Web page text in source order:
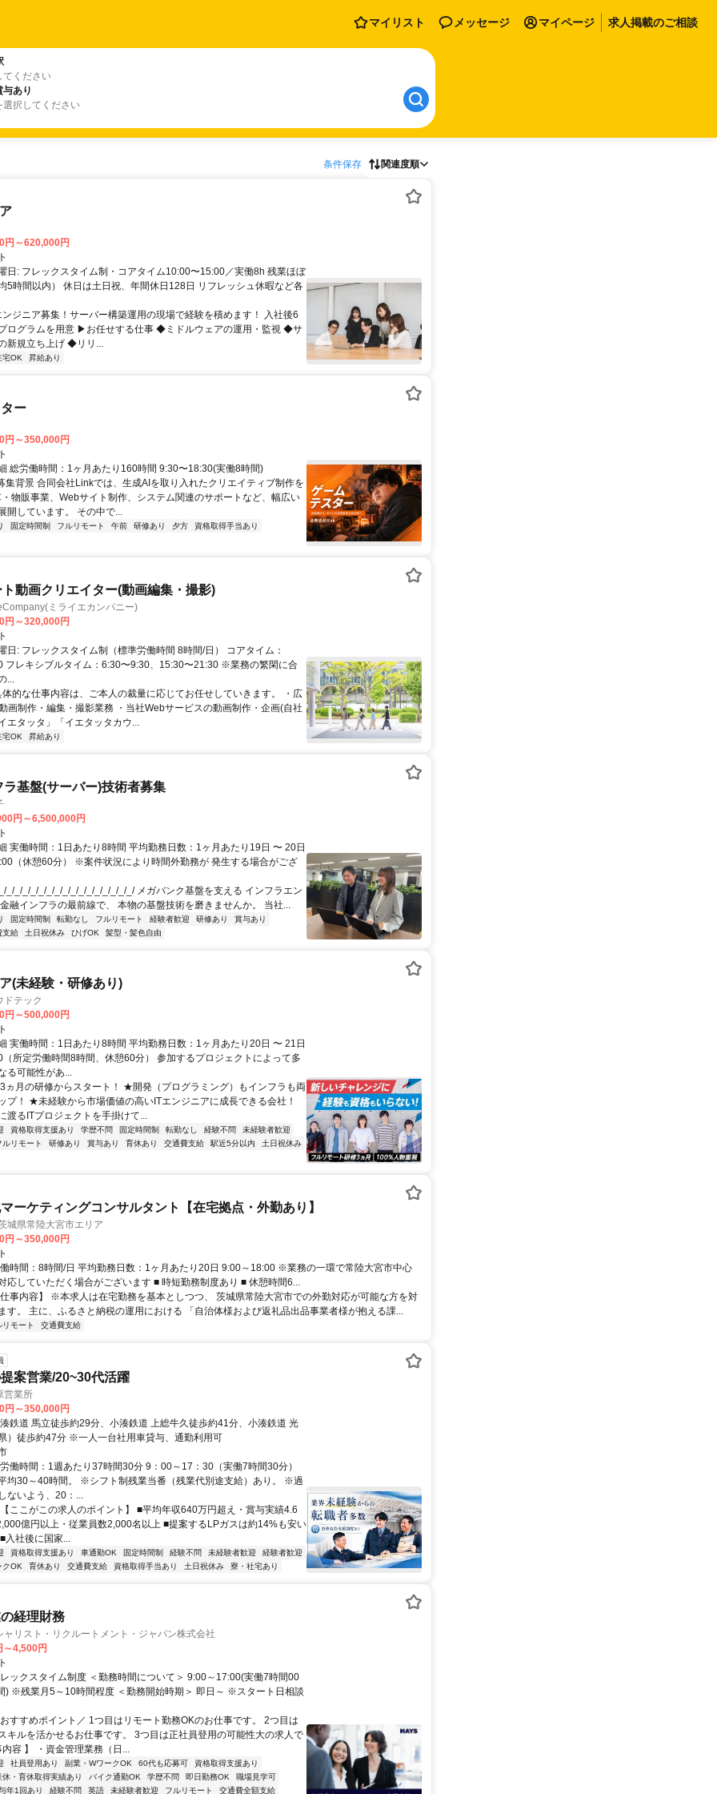
マイリスト メッセージ マイページ 求人掲載のご相談
てください
あり
選択してください
条件保存 関連度順
円～620,000円
日: フレックスタイム制・コアタイム10:00〜15:00／実働8h 残業ほぼ
5時間以内） 休日は土日祝、年間休日128日 リフレッシュ休暇など各
ジニア募集！サーバー構築運用の現場で経験を積めます！ 入社後6
ログラムを用意 ▶お任せする仕事 ◆ミドルウェアの運用・監視 ◆サ
新規立ち上げ ◆リリ...
宅OK 昇給あり
ー
円～350,000円
総労働時間：1ヶ月あたり160時間 9:30〜18:30(実働8時間)
集背景 合同会社Linkでは、生成AIを取り入れたクリエイティブ制作を
物販事業、Webサイト制作、システム関連のサポートなど、幅広い
開しています。 その中で...
固定時間制 フルリモート 午前 研修あり 夕方 資格取得手当あり
動画クリエイター(動画編集・撮影)
ミライエカンパニー)
円～320,000円
日: フレックスタイム制（標準労働時間 8時間/日） コアタイム：
フレキシブルタイム：6:30〜9:30、15:30〜21:30 ※業務の繁閑に合
...
体的な仕事内容は、ご本人の裁量に応じてお任せしていきます。 ・広
画制作・編集・撮影業務 ・当社Webサービスの動画制作・企画(自社
エタッタ」「イエタッタカウ...
宅OK 昇給あり
ラ基盤(サーバー)技術者募集
円～6,500,000円
実働時間：1日あたり8時間 平均勤務日数：1ヶ月あたり19日 〜 20日
（休憩60分） ※案件状況により時間外勤務が 発生する場合がござ
_/_/_/_/_/_/_/_/_/_/_/_/_/_/_/_/ メガバンク基盤を支える インフラエン
融インフラの最前線で、 本物の基盤技術を磨きませんか。 当社...
固定時間制 転勤なし フルリモート 経験者歓迎 研修あり
賞与あり
支給
土日祝休み ひげOK 髪型・髪色自由
(未経験・研修あり)
ドテック
円～500,000円
実働時間：1日あたり8時間 平均勤務日数：1ヶ月あたり20日 〜 21日
所定労働時間8時間、休憩60分） 参加するプロジェクトによって多
る可能性があ...
月の研修からスタート！ ★開発（プログラミング）もインフラも両
プ！ ★未経験から市場価値の高いITエンジニアに成長できる会社！
渡るITプロジェクトを手掛けて...
資格取得支援あり 学歴不問 固定時間制 転勤なし 経験不問
未経験者歓迎
ルリモート
研修あり 賞与あり 育休あり 交通費支給 駅近5分以内 土日祝休み
ーケティングコンサルタント【在宅拠点・外勤あり】
県常陸大宮市エリア
円～350,000円
時間：8時間/日 平均勤務日数：1ヶ月あたり20日 9:00～18:00 ※業務の一環で常陸大宮市中心
応していただく場合がございます ■ 時短勤務制度あり ■ 休憩時間6...
事内容】 ※本求人は在宅勤務を基本としつつ、 茨城県常陸大宮市での外勤対応が可能な方を対
す。 主に、ふるさと納税の運用における 「自治体様および返礼品出品事業者様が抱える課...
リモート 交通費支給
案営業/20~30代活躍
業所
円～350,000円
鉄道 馬立徒歩約29分、小湊鉄道 上総牛久徒歩約41分、小湊鉄道 光
）徒歩約47分 ※一人一台社用車貸与、通勤利用可
働時間：1週あたり37時間30分 9：00～17：30（実働7時間30分）
均30～40時間。 ※シフト制残業当番（残業代別途支給）あり。 ※過
ないよう、20：...
ここがこの求人のポイント】 ■平均年収640万円超え・賞与実績4.6
億円以上・従業員数2,000名以上 ■提案するLPガスは約14%も安い
入社後に国家...
資格取得支援あり 車通勤OK 固定時間制 経験不問 未経験者歓迎
経験者歓迎
クOK
育休あり 交通費支給 資格取得手当あり 土日祝休み 寮・社宅あり
経理財務
ャリスト・リクルートメント・ジャパン株式会社
4,500円
ックスタイム制度 ＜勤務時間について＞ 9:00～17:00(実働7時間00
) ※残業月5～10時間程度 ＜勤務開始時期＞ 即日～ ※スタート日相談
すすめポイント／ 1つ目はリモート勤務OKのお仕事です。 2つ目は
キルを活かせるお仕事です。 3つ目は正社員登用の可能性大の求人で
容 】 ・資金管理業務（日...
社員登用あり 副業・WワークOK 60代も応募可
資格取得支援あり
休・育休取得実績あり
バイク通勤OK 学歴不問 即日勤務OK
職場見学可
年1回あり
経験不問 英語 未経験者歓迎 フルリモート 交通費全額支給